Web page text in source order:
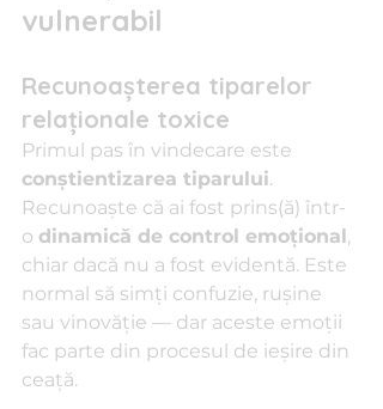
vulnerabil
Recunoașterea tiparelor
relaționale toxice
Primul pas în vindecare este
conștientizarea tiparului.
Recunoaște că ai fost prins(ă) într-
o dinamică de control emoțional,
chiar dacă nu a fost evidentă. Este
normal să simți confuzie, rușine
sau vinovăție — dar aceste emoții
fac parte din procesul de ieșire din
ceață.